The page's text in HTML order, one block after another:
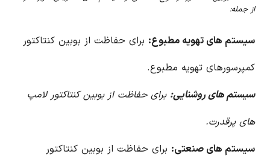
از جمله:
سیستم های تهویه مطبوع: برای حفاظت از بوبین کنتاکتور
کمپرسورهای تهویه مطبوع.
سیستم های روشنایی: برای حفاظت از بوبین کنتاکتور لامپ
های پرقدرت.
سیستم های صنعتی: برای حفاظت از بوبین کنتاکتور